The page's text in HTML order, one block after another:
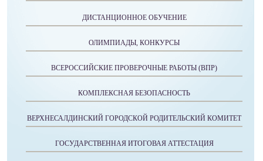
ДИСТАНЦИОННОЕ ОБУЧЕНИЕ
ОЛИМПИАДЫ, КОНКУРСЫ
ВСЕРОССИЙСКИЕ ПРОВЕРОЧНЫЕ РАБОТЫ (ВПР)
КОМПЛЕКСНАЯ БЕЗОПАСНОСТЬ
ВЕРХНЕСАЛДИНСКИЙ ГОРОДСКОЙ РОДИТЕЛЬСКИЙ КОМИТЕТ
ГОСУДАРСТВЕННАЯ ИТОГОВАЯ АТТЕСТАЦИЯ